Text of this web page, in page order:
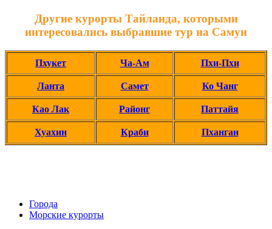
Другие курорты Тайланда, которыми
интересовались выбравшие тур на Самуи
Пхукет Ча-Ам Пхи-Пхи
Ланта Самет Ко Чанг
Као Лак Районг Паттайя
Хуахин Краби Пханган
Города
Морские курорты